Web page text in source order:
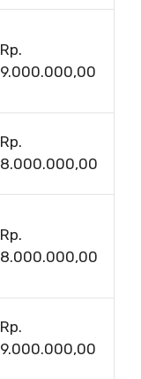
Rp.
9.000.000,00
Rp.
8.000.000,00
Rp.
8.000.000,00
Rp.
9.000.000,00